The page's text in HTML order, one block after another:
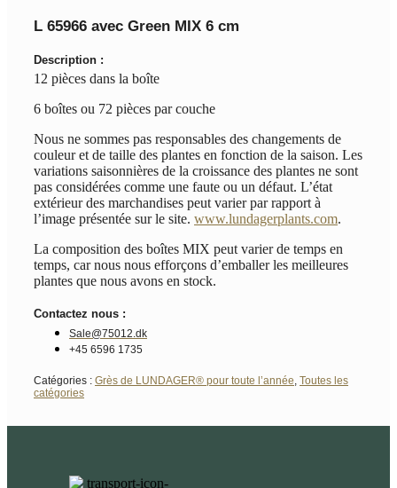
L 65966 avec Green MIX 6 cm
Description :
12 pièces dans la boîte
6 boîtes ou 72 pièces par couche
Nous ne sommes pas responsables des changements de
couleur et de taille des plantes en fonction de la saison. Les
variations saisonnières de la croissance des plantes ne sont
pas considérées comme une faute ou un défaut. L’état
extérieur des marchandises peut varier par rapport à
l’image présentée sur le site. www.lundagerplants.com.
La composition des boîtes MIX peut varier de temps en
temps, car nous nous efforçons d’emballer les meilleures
plantes que nous avons en stock.
Contactez nous :
Sale@75012.dk
+45 6596 1735
Catégories : Grès de LUNDAGER® pour toute l’année Toutes les
catégories